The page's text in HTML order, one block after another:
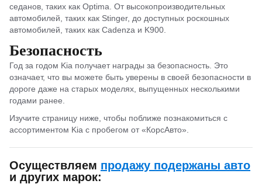
седанов, таких как Optima. От высокопроизводительных
автомобилей, таких как Stinger, до доступных роскошных
автомобилей, таких как Cadenza и K900.
Безопасность
Год за годом Kia получает награды за безопасность. Это
означает, что вы можете быть уверены в своей безопасности в
дороге даже на старых моделях, выпущенных несколькими
годами ранее.
Изучите страницу ниже, чтобы поближе познакомиться с
ассортиментом Kia с пробегом от «КорсАвто».
Осуществляем продажу подержаны авто
и других марок: